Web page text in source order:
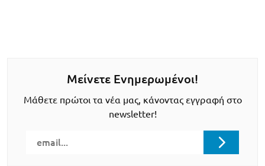
Μείνετε Ενημερωμένοι!
Μάθετε πρώτοι τα νέα μας, κάνοντας εγγραφή στο
newsletter!